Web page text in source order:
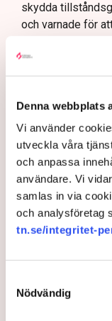
Denna webbplats
Vi använder
utveckla våra
och anpassa
användare. Vi
samlas in via
och analysföretag
tn.se/integritet-
Nödvändig
skydda
och varnade för
På sociala
tillståndsgiven
ha en tydligare
och
Nu svarar polisen
Enligt Anna-Lena
att be personer
genom
ingripandemot